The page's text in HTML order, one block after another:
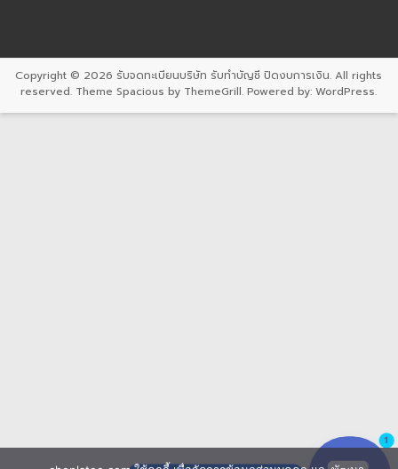
Copyright © 2026 รับจดทะเบียนบริษัท รับทำบัญชี ปิดงบการเงิน. All rights
reserved. ThemeSpacious by ThemeGrill. Powered by:WordPress.
1